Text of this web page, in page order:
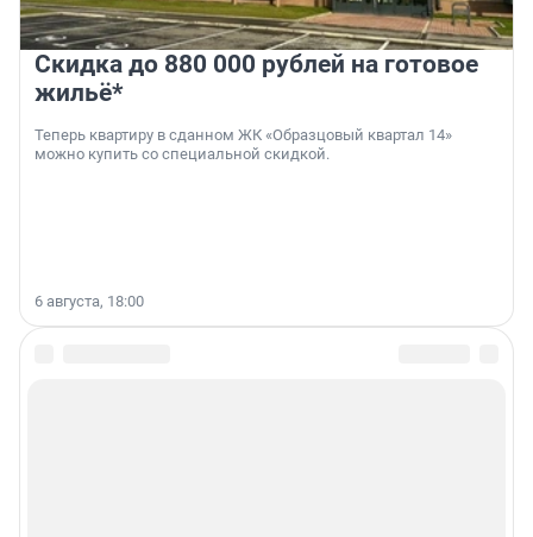
Скидка до 880 000 рублей на готовое
жильё*
Теперь квартиру в сданном ЖК «Образцовый квартал 14»
можно купить со специальной скидкой.
6 августа, 18:00